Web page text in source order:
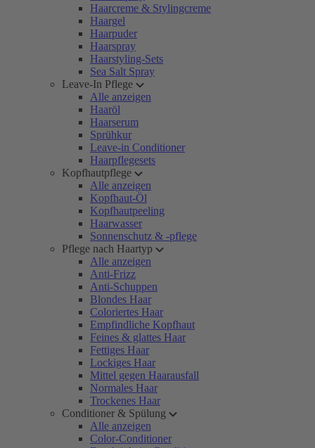
Haarcreme & Stylingcreme
Haargel
Haarpuder
Haarspray
Haarstyling-Sets
Sea Salt Spray
Leave-In Pflege
Alle anzeigen
Haaröl
Haarserum
Sprühkur
Leave-in Conditioner
Haarpflegesets
Kopfhautpflege
Alle anzeigen
Kopfhaut-Öl
Kopfhautpeeling
Haarwasser
Sonnenschutz & -pflege
Pflege nach Haartyp
Alle anzeigen
Anti-Frizz
Anti-Schuppen
Blondes Haar
Coloriertes Haar
Empfindliche Kopfhaut
Feines & glattes Haar
Fettiges Haar
Lockiges Haar
Mittel gegen Haarausfall
Normales Haar
Trockenes Haar
Conditioner & Spülung
Alle anzeigen
Color-Conditioner